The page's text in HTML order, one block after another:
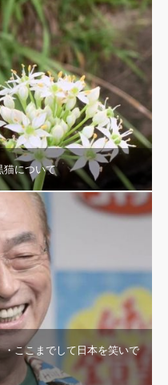
猫について
ここまでして日本を笑いで